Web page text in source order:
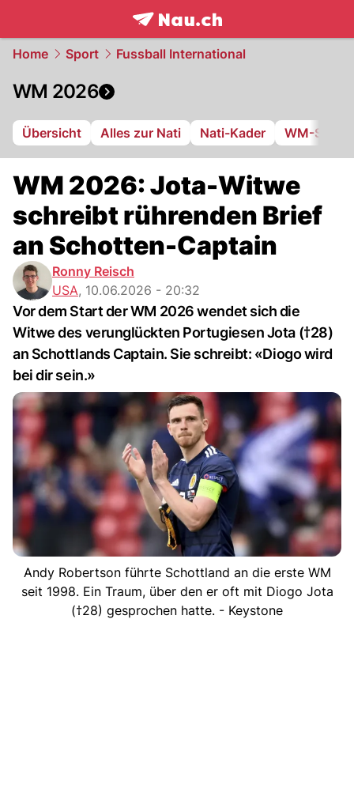
frontpage.NAU.ch
Home Sport Fussball International
WM 2026
Übersicht Alles zur Nati Nati-Kader WM-
WM 2026: Jota-Witwe
schreibt rührenden Brief
an Schotten-Captain
Ronny Reisch
USA, 10.06.2026 - 20:32
Vor dem Start der WM 2026 wendet sich die
Witwe des verunglückten Portugiesen Jota (†28)
an Schottlands Captain. Sie schreibt: «Diogo wird
bei dir sein.»
Andy Robertson führte Schottland an die erste WM
seit 1998. Ein Traum, über den er oft mit Diogo Jota
(†28) gesprochen hatte. - Keystone